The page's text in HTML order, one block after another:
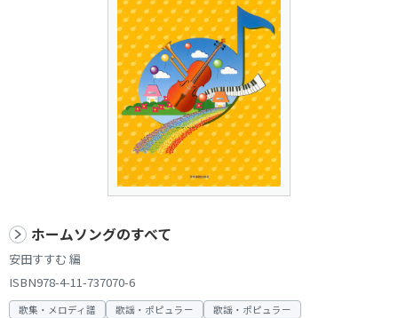
ホームソングのすべて
安田すすむ 編
ISBN978-4-11-737070-6
歌集・メロディ譜 歌謡・ポピュラー 歌謡・ポピュラー